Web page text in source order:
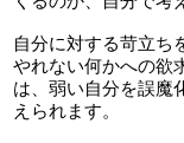
自分に対する苛立ち
やれない何かへの欲
は、弱い自分を誤魔
えられます。